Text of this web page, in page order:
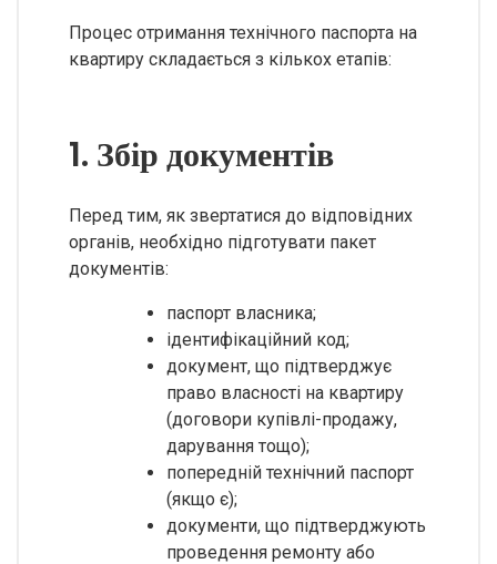
Процес отримання технічного паспорта на
квартиру складається з кількох етапів:
1. Збір документів
Перед тим, як звертатися до відповідних
органів, необхідно підготувати пакет
документів:
паспорт власника;
ідентифікаційний код;
документ, що підтверджує
право власності на квартиру
(договори купівлі-продажу,
дарування тощо);
попередній технічний паспорт
(якщо є);
документи, що підтверджують
проведення ремонту або